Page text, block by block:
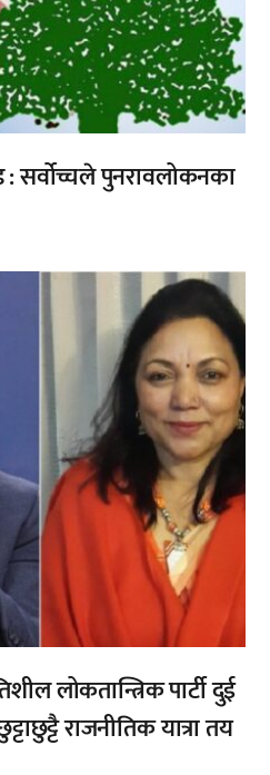
: सर्वोच्चले पुनरावलोकनका
लोकतान्त्रिक पार्टी दुई
राजनीतिक यात्रा तय